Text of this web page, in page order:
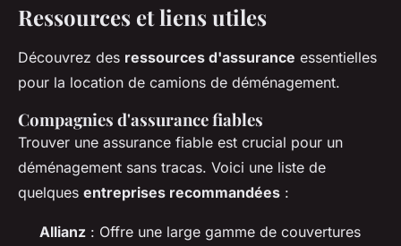
Ressources et liens utiles
Découvrez des ressources d'assurance essentielles
pour la location de camions de déménagement.
Compagnies d'assurance fiables
Trouver une assurance fiable est crucial pour un
déménagement sans tracas. Voici une liste de
quelques entreprises recommandées :
Allianz : Offre une large gamme de couvertures